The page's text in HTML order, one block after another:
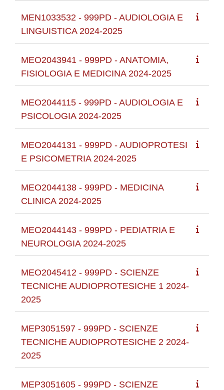
MEN1033532 - 999PD - AUDIOLOGIA E
LINGUISTICA 2024-2025
MEO2043941 - 999PD - ANATOMIA,
FISIOLOGIA E MEDICINA 2024-2025
MEO2044115 - 999PD - AUDIOLOGIA E
PSICOLOGIA 2024-2025
MEO2044131 - 999PD - AUDIOPROTESI
E PSICOMETRIA 2024-2025
MEO2044138 - 999PD - MEDICINA
CLINICA 2024-2025
MEO2044143 - 999PD - PEDIATRIA E
NEUROLOGIA 2024-2025
MEO2045412 - 999PD - SCIENZE
TECNICHE AUDIOPROTESICHE 1 2024-
2025
MEP3051597 - 999PD - SCIENZE
TECNICHE AUDIOPROTESICHE 2 2024-
2025
MEP3051605 - 999PD - SCIENZE